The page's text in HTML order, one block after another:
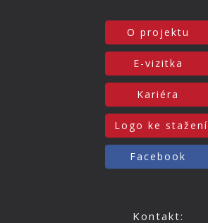
O projektu
E-vizitka
Kariéra
Logo ke stažení
Facebook
Kontakt: